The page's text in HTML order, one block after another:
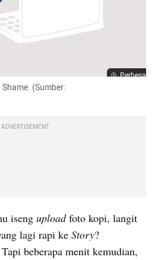
Perbesar
(Sumber:
ADVERTISEMENT
iseng upload foto kopi, langit
lagi rapi ke Story?
beberapa menit kemudian,